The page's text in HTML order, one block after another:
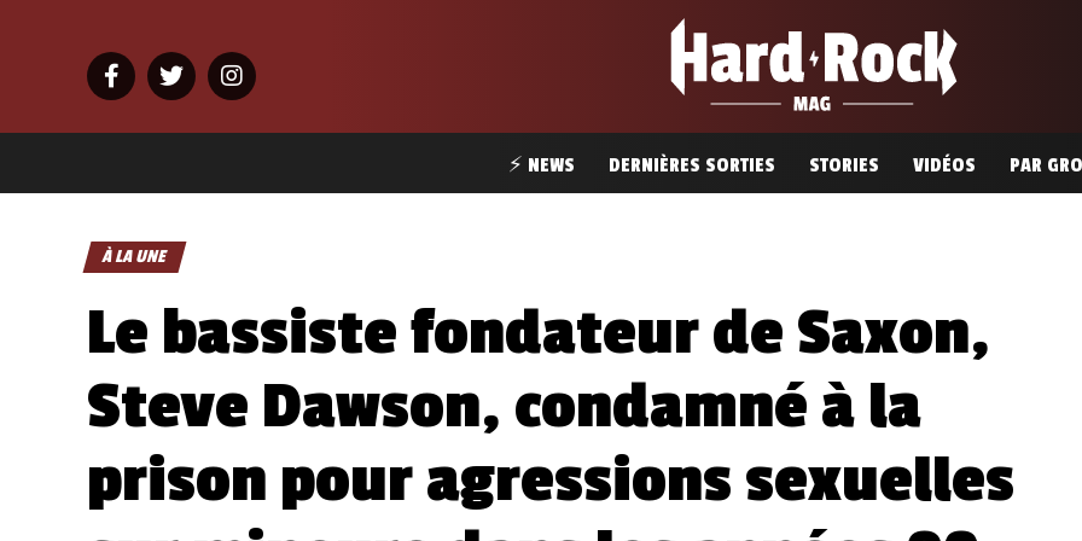
⚡ NEWS DERNIÈRES SORTIES STORIES VIDÉOS PAR
À LA UNE
Le bassiste fondateur de Saxon,
Steve Dawson, condamné à la
prison pour agressions sexuelles